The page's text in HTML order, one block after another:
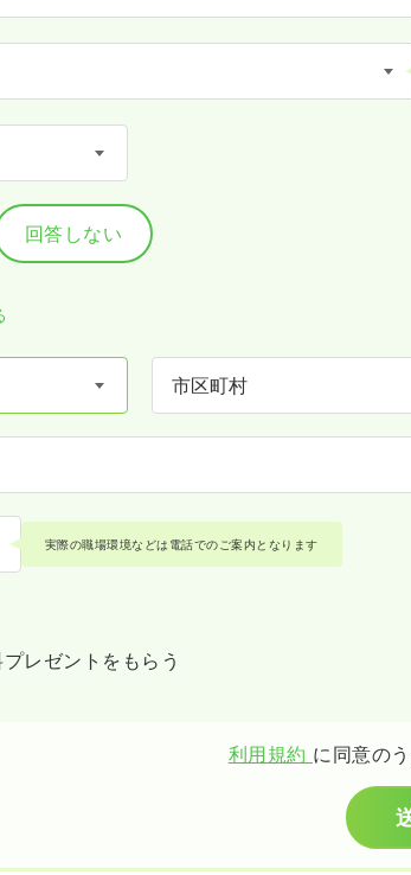
回答しない
実際の職場環境などは電話でのご案内となります
レゼントをもらう
利用規約 に同意の